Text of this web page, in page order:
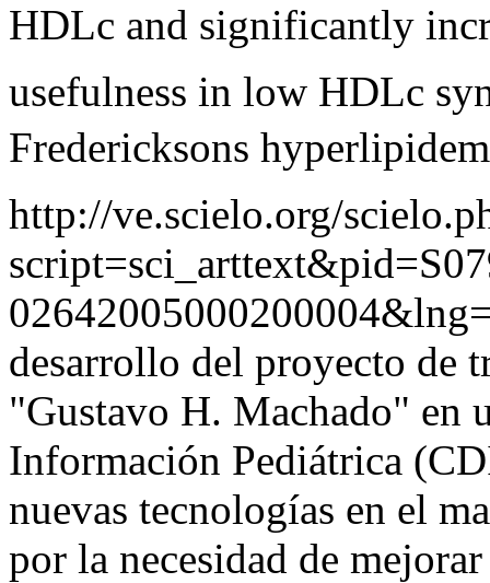
HDLc and significantly
usefulness in low HDLc
Fredericksons
http://ve.scielo.org/
desarrollo del proyecto de
"Gustavo H. Machado" en
Información Pediátrica
nuevas tecnologías en el
por la necesidad de